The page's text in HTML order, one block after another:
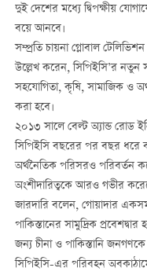
দুই দেশের মধ্যে দ্বিপক্ষীয়
বয়ে আনবে।
সম্প্রতি চায়না গ্লোবাল
উল্লেখ করেন, সিপিইসি’র নতুন
সহযোগিতা, কৃষি, সামাজিক ও
করা হবে।
২০১৩ সালে বেল্ট অ্যান্ড রোড
সিপিইসি বছরের পর বছর ধরে
অর্থনৈতিক পরিসরও পরিবর্তন
অংশীদারিত্বকে আরও গভীর
জারদারি বলেন, গোয়াদার
পাকিস্তানের সামুদ্রিক
জন্য চীনা ও পাকিস্তানি
সিপিইসি-এর পরিবহন